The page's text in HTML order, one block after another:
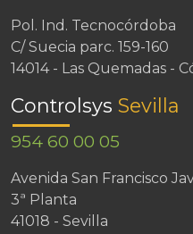
Pol. Ind. Tecnocórdoba
C/ Suecia parc. 159-160
14014 - Las Quemadas -
Controlsys Sevilla
954 60 00 05
Avenida San Francisco
3ª Planta
41018 - Sevilla